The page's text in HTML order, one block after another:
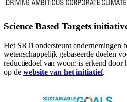
Science Based Targets
Het SBTi ondersteunt ondernemingen
wetenschappelijk gebaseerde doelen
reductiedoel van woom is erkend door
op de website van het initiatief.